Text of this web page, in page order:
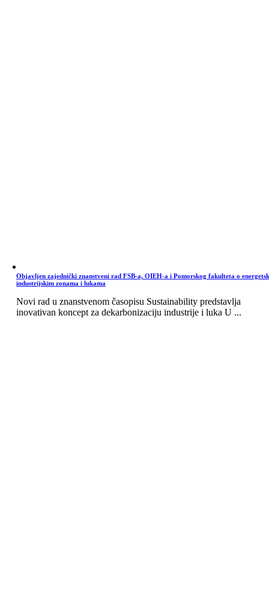
Objavljen zajednički znanstveni rad FSB-a, OIEH-a i Pomorskog fakulteta o
industrijskim zonama i lukama
Novi rad u znanstvenom časopisu Sustainability predstavlja
inovativan koncept za dekarbonizaciju industrije i luka U ...